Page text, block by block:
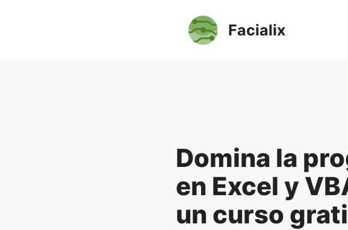
Facialix
Domina la
en Excel y
un curso